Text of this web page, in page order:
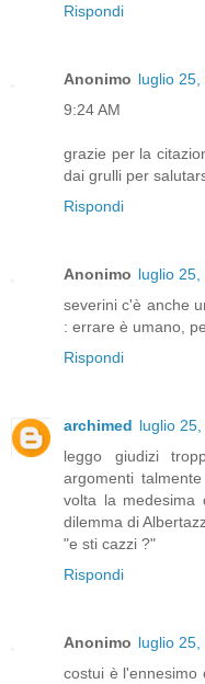
Rispondi
Anonimo luglio 25,
9:24 AM
grazie per la
dai grulli per
Rispondi
Anonimo luglio 25,
severini c'è anche
: errare è umano,
Rispondi
archimed luglio
leggo giudizi
argomenti
volta la medesima
dilemma di
"e sti cazzi ?"
Rispondi
Anonimo luglio 25,
costui è l'ennesimo